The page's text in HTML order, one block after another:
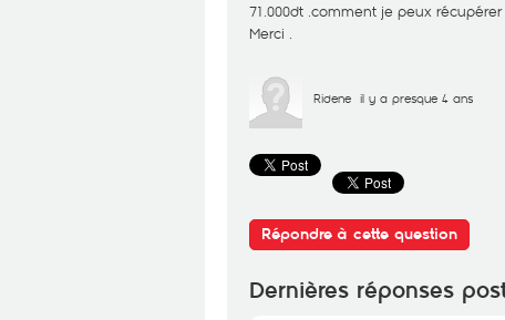
71.000dt .comment je peux
Merci .
Ridene il y a presque 4 ans
Répondre à cette question
Dernières réponses